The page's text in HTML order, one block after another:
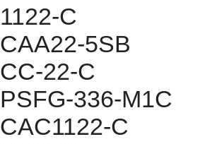
1122-C
CAA22-5SB
CC-22-C
PSFG-336-M1C
CAC1122-C